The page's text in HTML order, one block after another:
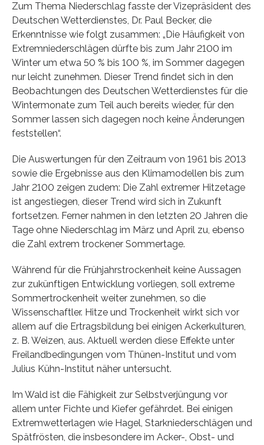
Zum Thema Niederschlag fasste der Vizepräsident des
Deutschen Wetterdienstes, Dr. Paul Becker, die
Erkenntnisse wie folgt zusammen: „Die Häufigkeit von
Extremniederschlägen dürfte bis zum Jahr 2100 im
Winter um etwa 50 % bis 100 %, im Sommer dagegen
nur leicht zunehmen. Dieser Trend findet sich in den
Beobachtungen des Deutschen Wetterdienstes für die
Wintermonate zum Teil auch bereits wieder, für den
Sommer lassen sich dagegen noch keine Änderungen
feststellen“.
Die Auswertungen für den Zeitraum von 1961 bis 2013
sowie die Ergebnisse aus den Klimamodellen bis zum
Jahr 2100 zeigen zudem: Die Zahl extremer Hitzetage
ist angestiegen, dieser Trend wird sich in Zukunft
fortsetzen. Ferner nahmen in den letzten 20 Jahren die
Tage ohne Niederschlag im März und April zu, ebenso
die Zahl extrem trockener Sommertage.
Während für die Frühjahrstrockenheit keine Aussagen
zur zukünftigen Entwicklung vorliegen, soll extreme
Sommertrockenheit weiter zunehmen, so die
Wissenschaftler. Hitze und Trockenheit wirkt sich vor
allem auf die Ertragsbildung bei einigen Ackerkulturen,
z. B. Weizen, aus. Aktuell werden diese Effekte unter
Freilandbedingungen vom Thünen-Institut und vom
Julius Kühn-Institut näher untersucht.
Im Wald ist die Fähigkeit zur Selbstverjüngung vor
allem unter Fichte und Kiefer gefährdet. Bei einigen
Extremwetterlagen wie Hagel, Starkniederschlägen und
Spätfrösten, die insbesondere im Acker-, Obst- und